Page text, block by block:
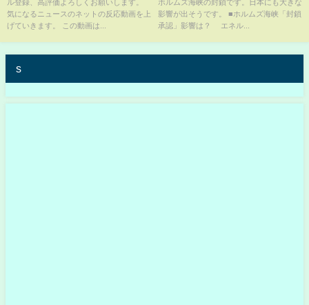
ル登録、高評価よろしくお願いします。
気になるニュースのネットの反応動画を上
げていきます。 この動画は...
日)
ホルムズ海峡の封鎖です。日本にも大きな
影響が出そうです。 ■ホルムズ海峡「封鎖
承認」影響は？ エネル...
s